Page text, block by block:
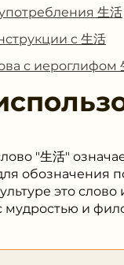
生活
с 生活
с иероглифом
"生活"
обозначения
это
мудростью и